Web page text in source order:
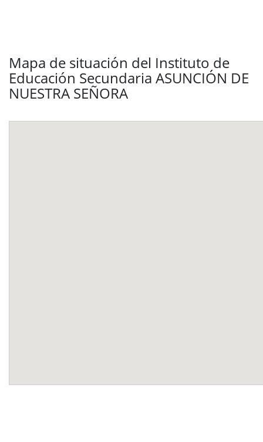
Mapa de situación del Instituto de
Educación Secundaria ASUNCIÓN DE
NUESTRA SEÑORA